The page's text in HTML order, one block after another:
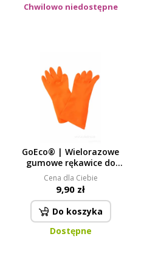
Chwilowo niedostępne
GoEco® | Wielorazowe
gumowe rękawice do
sprzątania & pracy ze
środkami czyszczącymi
Cena dla Ciebie
9,90 zł
Do koszyka
Dostępne